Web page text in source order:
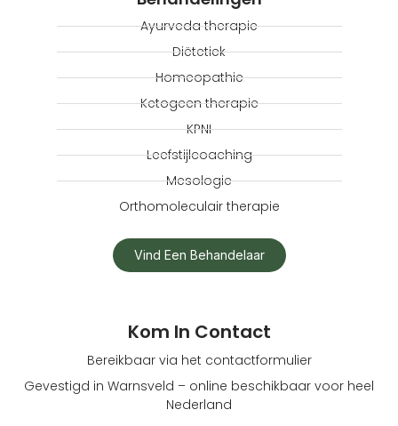
Ayurveda therapie
Diëtetiek
Homeopathie
Ketogeen therapie
KPNI
Leefstijlcoaching
Mesologie
Orthomoleculair therapie
Vind Een Behandelaar
Kom In Contact
Bereikbaar via het contactformulier
Gevestigd in Warnsveld – online beschikbaar voor heel
Nederland